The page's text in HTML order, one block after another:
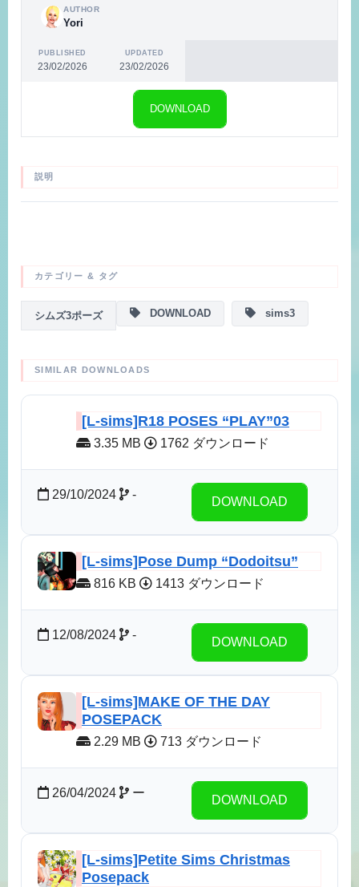
AUTHOR
Yori
PUBLISHED
23/02/2026
UPDATED
23/02/2026
DOWNLOAD
説明
カテゴリー & タグ
シムズ3ポーズ DOWNLOAD sims3
SIMILAR DOWNLOADS
[L-sims]R18 POSES “PLAY”03
3.35 MB 1762 ダウンロード
29/10/2024 -
DOWNLOAD
[L-sims]Pose Dump “Dodoitsu”
816 KB 1413 ダウンロード
12/08/2024 -
DOWNLOAD
[L-sims]MAKE OF THE DAY
POSEPACK
2.29 MB 713 ダウンロード
26/04/2024 ー
DOWNLOAD
[L-sims]Petite Sims Christmas
Posepack